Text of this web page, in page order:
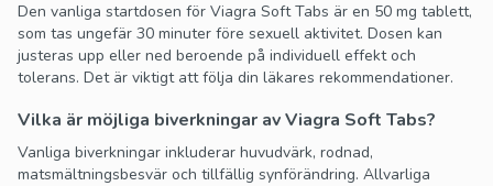
Den vanliga startdosen för Viagra Soft Tabs är en 50 mg tablett,
som tas ungefär 30 minuter före sexuell aktivitet. Dosen kan
justeras upp eller ned beroende på individuell effekt och
tolerans. Det är viktigt att följa din läkares rekommendationer.
Vilka är möjliga biverkningar av Viagra Soft Tabs?
Vanliga biverkningar inkluderar huvudvärk, rodnad,
matsmältningsbesvär och tillfällig synförändring. Allvarliga